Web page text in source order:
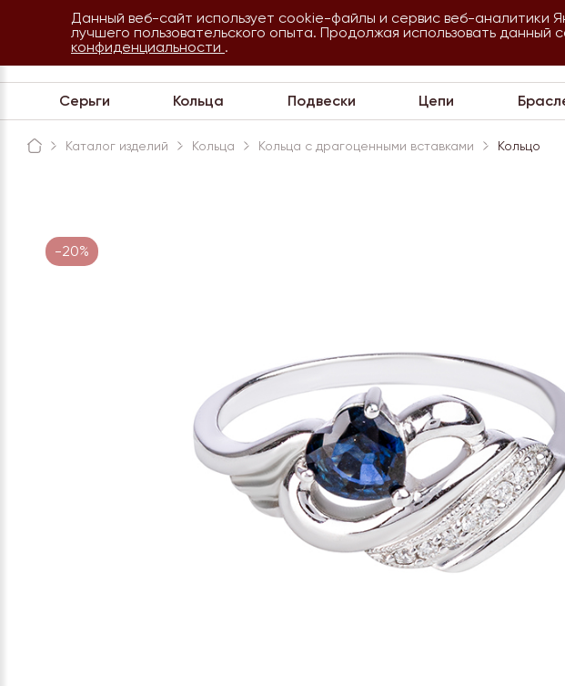
Сочи
8 800 234 35 54
Обратная связь
Серьги Кольца Подвески Цепи
Каталог изделий Кольца Кольца с драгоценными вставками Кольцо
-20%
Данный веб-сайт использует cookie-файлы и сервис веб-аналитики
лучшего пользовательского опыта. Продолжая использовать данный
конфиденциальности .